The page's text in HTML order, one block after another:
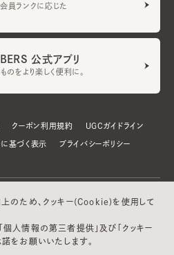
員ランクに応じた
公式アプリ
をより楽しく便利に。
クーポン利用規約 UGCガイドライン
基づく表示 プライバシーポリシー
上のため、クッキー(Cookie)を使用して
個人情報の第三者提供」及び「クッキー
をお願いいたします。